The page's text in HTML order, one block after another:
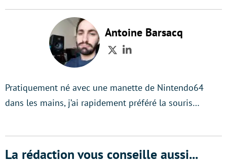
Antoine Barsacq
TwitterLinkedIn
Pratiquement né avec une manette de Nintendo64
dans les mains, j’ai rapidement préféré la souris…
La rédaction vous conseille aussi...